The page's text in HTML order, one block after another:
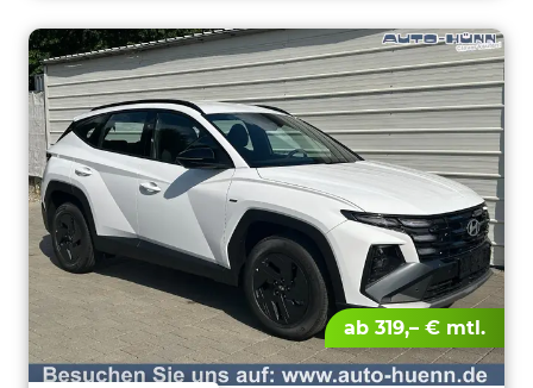
ab 319,– € mtl.